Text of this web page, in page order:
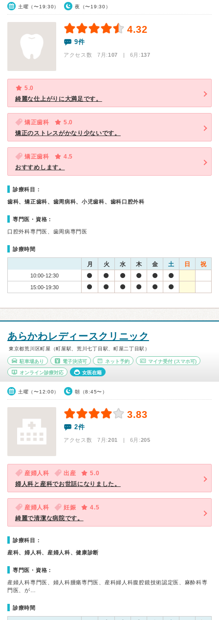
土曜（〜19:30） 夜（〜19:30）
4.32
9件
アクセス数 7月:107 | 6月:137
5.0
綺麗な仕上がりに大満足です。
矯正歯科
5.0
矯正のストレスがかなり少ないです。
矯正歯科
4.5
おすすめします。
診療科目：
歯科、矯正歯科、歯周病科、小児歯科、歯科口腔外科
専門医・資格：
口腔外科専門医、歯周病専門医
診療時間
月 火 水 木 金 土 日 祝
10:00-12:30
15:00-19:30
あらかわレディースクリニック
東京都荒川区町屋（町屋駅、荒川七丁目駅、町屋二丁目駅）
駐車場あり 電子決済可 ネット予約 マイナ受付 (スマホ可)
オンライン診療対応 女医在籍
土曜（〜12:00） 朝（8:45〜）
3.83
2件
アクセス数 7月:201 | 6月:205
産婦人科 出産
5.0
婦人科と産科でお世話になりました。
産婦人科 妊娠
4.5
綺麗で清潔な病院です。
診療科目：
産科、婦人科、産婦人科、健康診断
専門医・資格：
産婦人科専門医、婦人科腫瘍専門医、産科婦人科腹腔鏡技術認定医、麻酔科専
門医、が…
診療時間